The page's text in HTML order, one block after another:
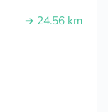
➔ 24.56 km